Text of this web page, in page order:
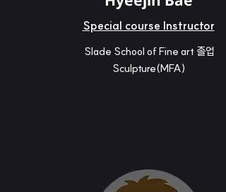
Special course Instructor
Slade School of Fine art 졸업
Sculpture(MFA)